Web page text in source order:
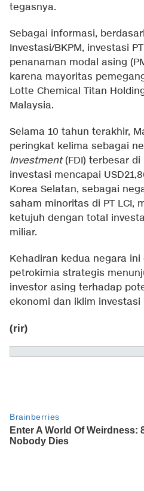
tegasnya.
Sebagai informasi,
Investasi/BKPM, investasi
penanaman modal asing
karena mayoritas
Lotte Chemical Titan
Malaysia.
Selama 10 tahun terakhir,
peringkat kelima sebagai
Investment(FDI) terbesar
investasi mencapai
Korea Selatan, sebagai
saham minoritas di PT LCI,
ketujuh dengan total
miliar.
Kehadiran kedua negara
petrokimia strategis
investor asing terhadap
ekonomi dan iklim investasi
(rir)